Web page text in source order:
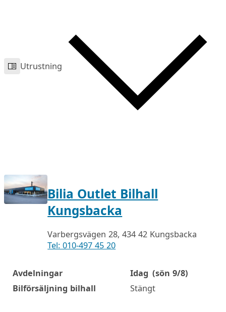
Utrustning
Bilia Outlet Bilhall
Kungsbacka
Varbergsvägen 28, 434 42 Kungsbacka
Tel: 010-497 45 20
Öppettider
Avdelningar Idag (sön 9/8)
Bilförsäljning bilhall
Stängt